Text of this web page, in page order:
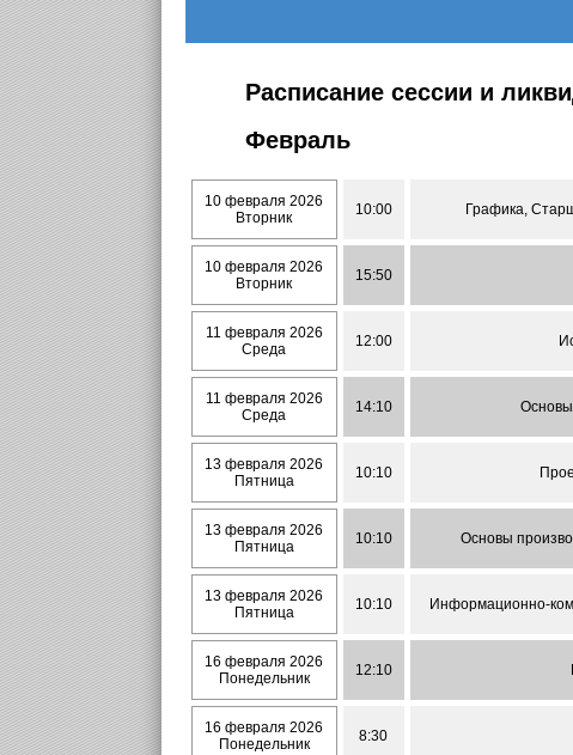
Расписание сессии и
Февраль
10 февраля 2026
Вторник
10:00 Графика,
10 февраля 2026
Вторник
15:50
11 февраля 2026
Среда
12:00
11 февраля 2026
Среда
14:10 Основы
13 февраля 2026
Пятница
10:10
13 февраля 2026
Пятница
10:10 Основы
13 февраля 2026
Пятница
10:10 Информационно-
16 февраля 2026
Понедельник
12:10
16 февраля 2026
Понедельник
8:30